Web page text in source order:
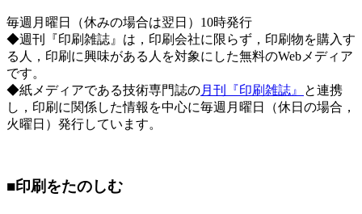
月刊 『印刷雑誌』
ご購入について
お問い合わせ
毎週月曜日（休みの場合は翌日）10時発行
◆週刊『印刷雑誌』は，印刷会社に限らず，印刷物を購入す
る人，印刷に興味がある人を対象にした無料のWebメディア
です。
◆紙メディアである技術専門誌の月刊『印刷雑誌』
と連携
し，印刷に関係した情報を中心に毎週月曜日（休日の場合，
火曜日）発行しています。
■印刷をたのしむ